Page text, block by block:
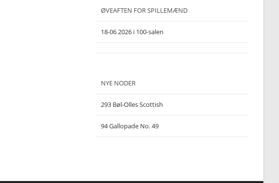
ØVEAFTEN FOR SPILLEMÆND
18-06 2026 i 100-salen
NYE NODER
293 Bøl-Olles Scottish
94 Gallopade No. 49